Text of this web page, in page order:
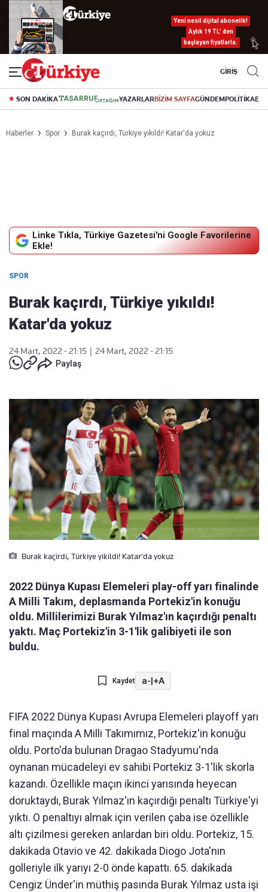
Yeni nesil dijital abonelik!
Aylık 19 TL’ den
başlayan fiyatlarla.
GİRİŞ
SON DAKİKA YAZARLARBİZİM SAYFAGÜNDEMPOLİTİKA
Haberler Spor Burak kaçırdı, Türkiye yıkıldı! Katar'da yokuz
Linke Tıkla, Türkiye Gazetesi'ni Google Favorilerine
Ekle!
SPOR
Burak kaçırdı, Türkiye yıkıldı!
Katar'da yokuz
24 Mart, 2022 - 21:15
24 Mart, 2022 - 21:15
Paylaş
Burak kaçirdi, Türkiye yikildi! Katar'da yokuz
2022 Dünya Kupası Elemeleri play-off yarı finalinde
A Milli Takım, deplasmanda Portekiz'in konuğu
oldu. Millilerimizi Burak Yılmaz'ın kaçırdığı penaltı
yaktı. Maç Portekiz'in 3-1'lik galibiyeti ile son
buldu.
Kaydet a-|+A
FIFA 2022 Dünya Kupası Avrupa Elemeleri playoff yarı
final maçında A Milli Takımımız, Portekiz'in konuğu
oldu. Porto'da bulunan Dragao Stadyumu'nda
oynanan mücadeleyi ev sahibi Portekiz 3-1'lik skorla
kazandı. Özellikle maçın ikinci yarısında heyecan
doruktaydı, Burak Yılmaz'ın kaçırdığı penaltı Türkiye'yi
yıktı. O penaltıyı almak için verilen çaba ise özellikle
altı çizilmesi gereken anlardan biri oldu. Portekiz, 15.
dakikada Otavio ve 42. dakikada Diogo Jota'nın
golleriyle ilk yarıyı 2-0 önde kapattı. 65. dakikada
Cengiz Ünder'in müthiş pasında Burak Yılmaz usta işi